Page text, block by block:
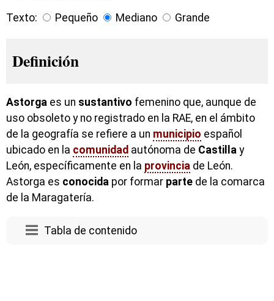
Texto: Pequeño Mediano Grande
Definición
Astorga es un sustantivo femenino que, aunque de
uso obsoleto y no registrado en la RAE, en el ámbito
de la geografía se refiere a un municipio español
ubicado en la comunidad autónoma de Castilla y
León, específicamente en la provincia de León.
Astorga es conocida por formar parte de la comarca
de la Maragatería.
Tabla de contenido